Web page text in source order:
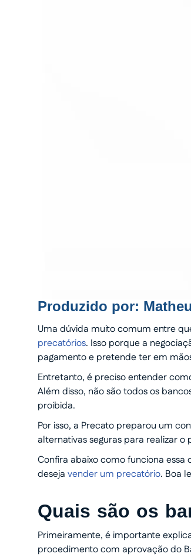
Produzido por:
Uma dúvida muito comum entre
precatórios. Isso porque a
pagamento e pretende ter em
Entretanto, é preciso entender
Além disso, não são todos os
proibida.
Por isso, a Precato preparou um
alternativas seguras para realizar
Confira abaixo como funciona
deseja vender um precatório. Boa
Quais são os
Primeiramente, é importante
procedimento com aprovação do